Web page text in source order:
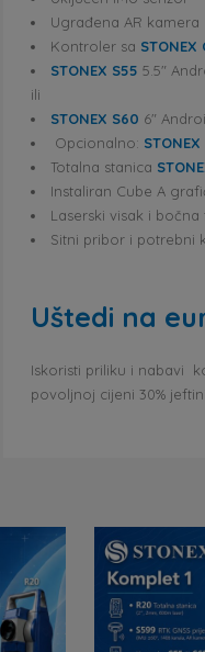
Ugrađena AR kamera
Kontroler sa STONEX
STONEX S55 5.5″
ili
STONEX S60 6″
Opcionalno:
Totalna stanica
Instaliran Cube A
Laserski visak i
Sitni pribor i potrebni
Uštedi na
Iskoristi priliku i nabavi
povoljnoj cijeni 30%